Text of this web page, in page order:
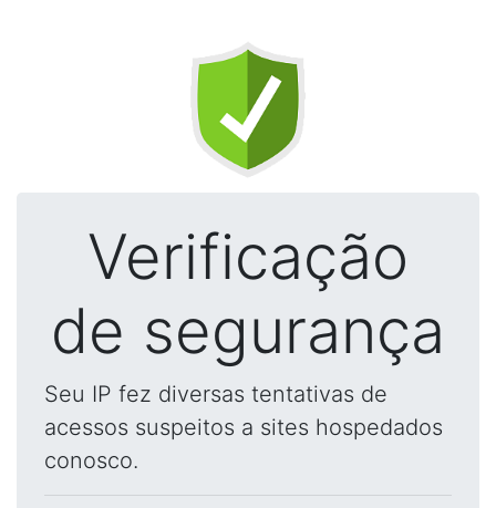
Verificação
de segurança
Seu IP fez diversas tentativas de
acessos suspeitos a sites hospedados
conosco.